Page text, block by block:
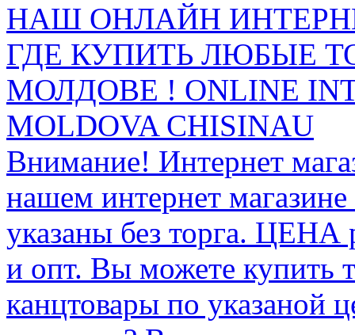
НАШ ОНЛАЙН
ГДЕ КУПИТЬ ЛЮБЫЕ
МОЛДОВЕ ! ONLINE
MOLDOVA CHISINAU
Внимание! Интернет
нашем интернет
указаны без торга.
и опт. Вы можете купить
канцтовары по указаной